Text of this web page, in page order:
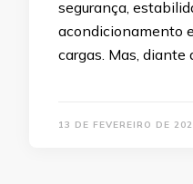
segurança,
acondicionamento
cargas. Mas, diante
13 DE FEVEREIRO DE